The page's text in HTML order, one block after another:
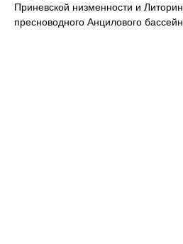
Приневской низменности и
пресноводного Анцилового